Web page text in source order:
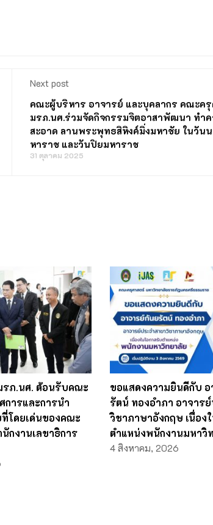
Next post
คณะผู้บริหาร อาจารย์ และบุคลากร คณะค
มรภ.นศ.ร่วมจัดกิจกรรมจิตอาสาพัฒนา ทำค
สะอาด ลานพระพุทธสิหิงค์มิ่งมหาชัย ในวัน
หาราช และวันปิยมหาราช
31 ตุลาคม 2025
รภ.นศ. ต้อนรับคณะ
ารและการนำ
โดยเด่นของคณะ
กงานเลขาธิการ
ขอแสดงความยินดีกับ อ
รัตน์ ทองอำภา อาจาร
วิชาภาษาอังกฤษ เนื่อง
ตำแหน่งพนักงานมหาวิ
4 สิงหาคม, 2026